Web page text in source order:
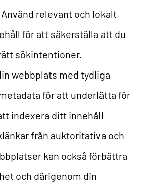
. Använd relevant och lokalt
för att säkerställa att du
sökintentioner.
webbplats med tydliga
för att underlätta för
indexera ditt innehåll
från auktoritativa och
kan också förbättra
och därigenom din